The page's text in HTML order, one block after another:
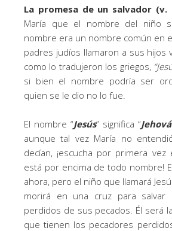
La promesa de un salvador (v.
María que el nombre del niño
nombre era un nombre común en
padres judíos llamaron a sus hijos
como lo tradujeron los griegos,
si bien el nombre podría ser
quien se le dio no lo fue.
El nombre “Jesús” significa “
aunque tal vez María no
decían, ¡escucha por primera
está por encima de todo nombre!
ahora, pero el niño que llamará
morirá en una cruz para salvar
perdidos de sus pecados. Él será
que tienen los pecadores